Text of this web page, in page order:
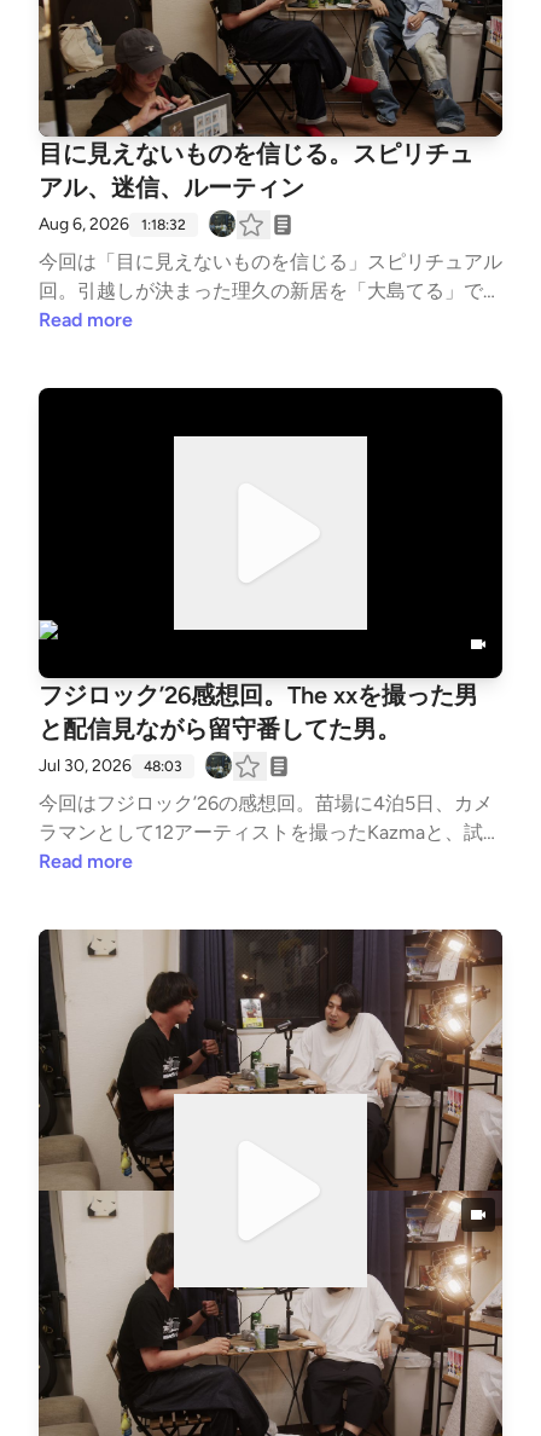
目に見えないものを信じる。スピリチュ
アル、迷信、ルーティン
Aug 6, 2026 1:18:32
今回は「目に見えないものを信じる」スピリチュアル
回。引越しが決まった理久の新居を「大島てる」でそ
の場検索するところから始まり、Kazmaが課金したお
と僕らの付き合い方の78分です。🎙今週の見出し00:
件と風水、どこまで気にする?00:16:02 霊感とホラー
00:20:04 おいせさんお清めスプレー00:22:17 エンジ
ってきた厄除けお守り00:42:56 ライブ前ルーティン
と儀式00:52:31 SE（入場曲）論01:02:29 お清めスプ
レーは「愛を配る」行為かもしれない01:11:59 ライブ
告知📝 音楽や映画の話が、いつのまにか人生の話に
なっている。毎週木曜20時更新。🎙Kazma（Bearwe
ar/UUWorks）× 理久（summerhead/西永福JAM）▶
X: https://x.com/sangen_radio▶Instagram: https://w
ww.instagram.com/sangenshugi.radio/📚 渋谷三現主
義書店（渋谷ヒカリエ8F）営業中
Read more
フジロック’26感想回。The xxを撮った男
と配信見ながら留守番してた男。
Jul 30, 2026 48:03
今回はフジロック’26の感想回。苗場に4泊5日、カメ
ラマンとして12アーティストを撮ったKazmaと、試験
期間で東京に残り配信で参戦した理久。同じフジロッ
ライナーThe xxの撮影、音の良さで言えば今年一番だ
ったロイル・カーナー、 そしてAmerican Football
の「Never Meant」大合唱と配信勢の賛否。ヘッドラ
イナーを目の前で”食らう”カメラマンの現場報告。後
半は「フジロックに行って、音楽をやめた人」の話か
ら、自分の音楽をフジロックにチューニングできる
か、という表現者側の問いへ。行けた人も、行けなか
った人も、配信で観た人も。1年で一番楽しみな4泊5
日が終わってしまった男の48分です。─────────
───────🎙今週の見出し（タイムコード↓）────
────────────00:00:00 4泊5日のフジロックから
帰還した男と、試験期間で留守番だった男00:02:06
収録前に寄った神泉のレコードバーTakk00:04:07 配
信で好きになるアーティストもいる00:07:45 音で言
ったら今年一番、ロイル・カーナー00:08:04 レーベ
ルからの電話で決まった、The xxの撮影00:10:03 Am
erican Footballは、もうミッドウェストエモじゃなか
Read more